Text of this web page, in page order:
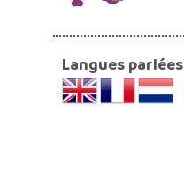
Langues parlées